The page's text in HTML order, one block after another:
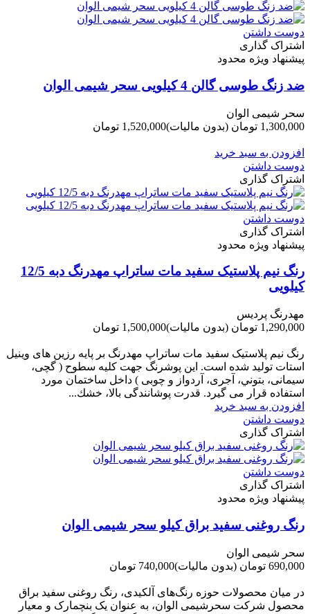
دوست داشتن
اشتراک گذاری
پیشنهاد ویژه محدود
ضد زنگ طوسی گالن 4 کیلویی سحر شیمی الوان
سحر شیمی الوان
1,300,000 تومان
(بدون مالیات)1,520,000 تومان
افزودن به سبد خرید
دوست داشتن
اشتراک گذاری
دوست داشتن
اشتراک گذاری
پیشنهاد ویژه محدود
رنگ نیم پلاستیک سفید مات ساتراپ مهدرنگ دبه 12/5
کیلویی
مهدرنگ پردیس
1,290,000 تومان
(بدون مالیات)1,500,000 تومان
رنگ نیم پلاستیک سفید مات ساتراپ مهدرنگ بر پایه رزین های وینیل
استات تولید شده است. این پوشرنگ جهت کلیه سطوح ( گچی،
سیمانی، بتوني، آجری، آردواز و چوبی ) داخل ساختمان مورد
استفاده قرار می گیرد. قدرت پوشانندگی بالا، خشك...
افزودن به سبد خرید
دوست داشتن
اشتراک گذاری
دوست داشتن
اشتراک گذاری
پیشنهاد ویژه محدود
رنگ روغنی سفید براق کیلو سحر شیمی الوان
سحر شیمی الوان
690,000 تومان
(بدون مالیات)740,000 تومان
در میان محصولات حوزه رنگ‌های آلکیدی، رنگ روغنی سفید براق
محصول شرکت سحرشیمی الوان، به عنوان یک بنچمارک و معیار